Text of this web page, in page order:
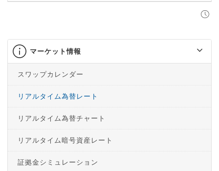
マーケット情報
スワップカレンダー
リアルタイム為替レート
リアルタイム為替チャート
リアルタイム暗号資産レート
証拠金シミュレーション